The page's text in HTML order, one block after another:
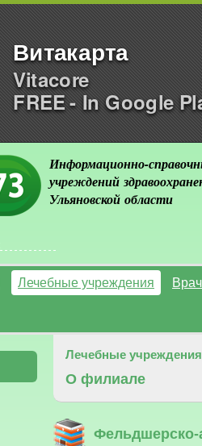
Витакарта
Vitacore
FREE - In Google
Информационно-
учреждений
Ульяновской области
Лечебные учреждения
Лечебные учреждения
О филиале
Фельдшерско-